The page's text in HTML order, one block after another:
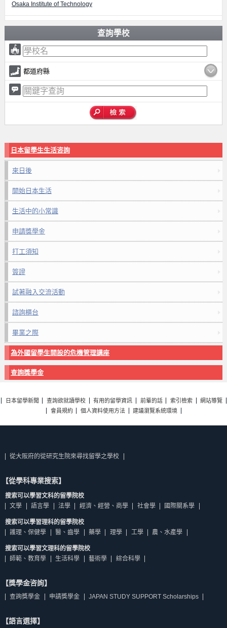
Osaka Institute of Technology
查詢學校
都道府縣
日本留學生生活咨詢
來日後
開始日本生活
生活中的小常識
申請獎學金
打工須知
簽證
試著融入交流活動
諮詢櫃台
畢業之際
為外國留學生開設的危機管理講座
查詢獎學金
日本留學新聞 查詢欲就讀學校 有用的留學資訊 前輩的話 索引檢索
網站導覽
會員規約
個人資料使用方法 建議瀏覽系統環境
從大阪府的從研究生院來尋找留學之學校
【從學科專業搜索】
搜索可以學習文科的留學院校
文學
語言學 法學 經濟、經營、商學 社會學 國際關系學
搜索可以學習理科的留學院校
護理、保健學
醫、齒學 藥學 理學 工學 農、水產學
搜索可以學習文理科的留學院校
師範、教育學
生活科學 藝術學 綜合科學
【獎學金咨詢】
查詢獎學金 申請獎學金 JAPAN STUDY SUPPORT Scholarships
【語言選擇】